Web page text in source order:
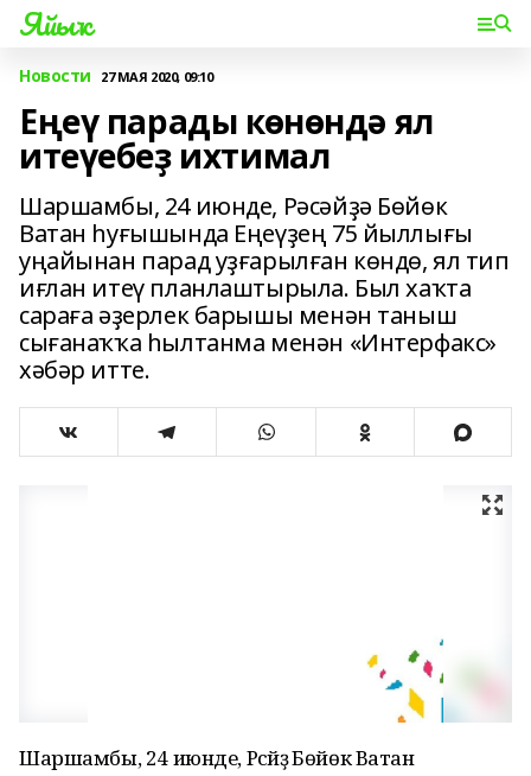
Яйыҡ
Новости 27 МАЯ 2020, 09:10
Еңеү парады көнөндә ял
итеүебеҙ ихтимал
Шаршамбы, 24 июнде, Рәсәйҙә Бөйөк
Ватан һуғышында Еңеүҙең 75 йыллығы
уңайынан парад уҙғарылған көндө, ял тип
иғлан итеү планлаштырыла. Был хаҡта
сараға әҙерлек барышы менән таныш
сығанаҡҡа һылтанма менән «Интерфакс»
хәбәр итте.
Шаршамбы, 24 июнде, Рәсәйҙә Бөйөк Ватан